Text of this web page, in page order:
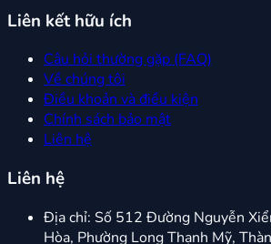
Liên kết hữu ích
Câu hỏi thường gặp (FAQ)
Về chúng tôi
Điều khoản và điều kiện
Chính sách bảo mật
Liên hệ
Liên hệ
Địa chỉ: Số 512 Đường Nguyễn
Hòa, Phường Long Thạnh Mỹ,